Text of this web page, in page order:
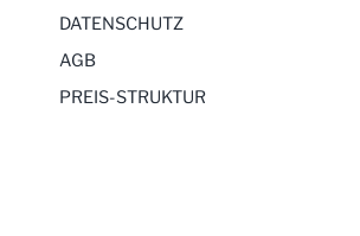
DATENSCHUTZ
AGB
PREIS-STRUKTUR